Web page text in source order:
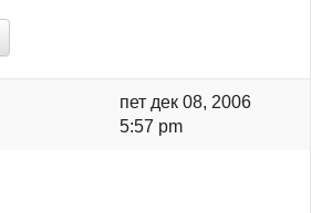
пет дек 08, 2006
5:57 pm